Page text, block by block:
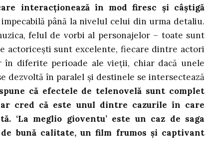
interacționează în mod firesc și câștigă
până la nivelul celui din urma detaliu.
felul de vorbi al personajelor – toate sunt
actoricești sunt excelente, fiecare dintre actori
în diferite perioade ale vieții, chiar dacă unele
dezvoltă în paralel și destinele se intersectează
că efectele de telenovelă sunt complet
cred că este unul dintre cazurile în care
‘La meglio gioventu’ este un caz de saga
bună calitate, un film frumos și captivant